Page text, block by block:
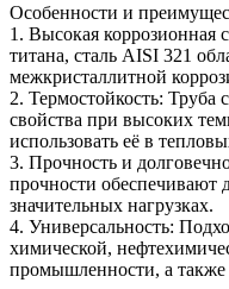
Особенности и
1. Высокая коррозионная
титана, сталь AISI 321
межкристаллитной
2. Термостойкость: Труба
свойства при высоких
использовать её в
3. Прочность и
прочности обеспечивают
значительных нагрузках.
4. Универсальность:
химической,
промышленности, а также